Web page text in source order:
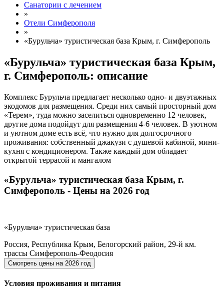
Санатории с лечением
»
Отели Симферополя
»
«Бурульча» туристическая база Крым, г. Симферополь
«Бурульча» туристическая база Крым,
г. Симферополь: описание
Комплекс Бурульча предлагает несколько одно- и двуэтажных
экодомов для размещения. Среди них самый просторный дом
«Терем», туда можно заселиться одновременно 12 человек,
другие дома подойдут для размещения 4-6 человек. В уютном
и уютном доме есть всё, что нужно для долгосрочного
проживания: собственный джакузи с душевой кабиной, мини-
кухня с кондиционером. Также каждый дом обладает
открытой террасой и мангалом
«Бурульча» туристическая база Крым, г.
Симферополь - Цены на 2026 год
«Бурульча» туристическая база
Россия, Республика Крым, Белогорский район, 29-й км.
трассы Симферополь-Феодосия
Смотреть цены на 2026 год
Условия проживания и питания